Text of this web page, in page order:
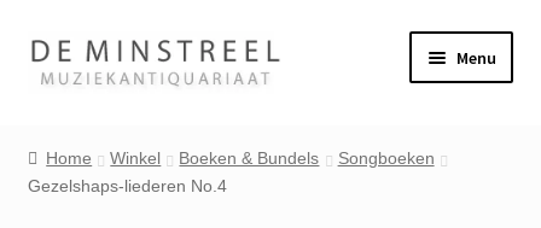
Ga
door
Ga
naar
Menu
Contact
Home Winkel Boeken & Bundels
Songboeken
Gezelshaps-liederen No.4